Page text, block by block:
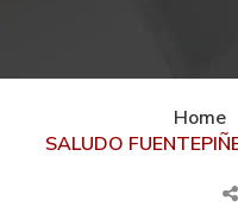
Home
SALUDO